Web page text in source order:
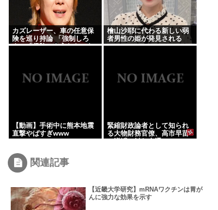
カズレーザー、車の任意保
険を巡り持論 「強制しろ
よ」「保険にも入れないヤ
檜山沙耶に代わる新しい弱
者男性の姫が発見される
【動画】手術中に熊本地震
直撃やばすぎwww
緊縮財政論者として知られ
る大物財務官僚、高市早苗
の逆鱗に触れ左遷
関連記事
【近畿大学研究】mRNAワクチンは胃が
んに強力な効果を示す